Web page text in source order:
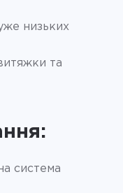
низьких
та
система